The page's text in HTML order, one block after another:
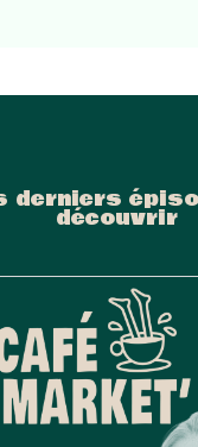
derniers
découvrir